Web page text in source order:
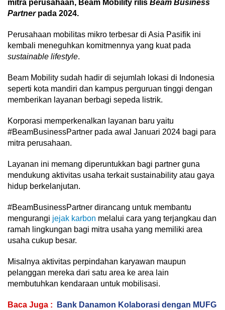
mitra perusahaan, Beam Mobility rilis Beam Business
Partnerpada 2024.
Perusahaan mobilitas mikro terbesar di Asia Pasifik ini
kembali meneguhkan komitmennya yang kuat pada
sustainable lifestyle.
Beam Mobility sudah hadir di sejumlah lokasi di Indonesia
seperti kota mandiri dan kampus perguruan tinggi dengan
memberikan layanan berbagi sepeda listrik.
Korporasi memperkenalkan layanan baru yaitu
#BeamBusinessPartner pada awal Januari 2024 bagi para
mitra perusahaan.
Layanan ini memang diperuntukkan bagi partner guna
mendukung aktivitas usaha terkait sustainability atau gaya
hidup berkelanjutan.
#BeamBusinessPartner dirancang untuk membantu
mengurangi jejak karbon melalui cara yang terjangkau dan
ramah lingkungan bagi mitra usaha yang memiliki area
usaha cukup besar.
Misalnya aktivitas perpindahan karyawan maupun
pelanggan mereka dari satu area ke area lain
membutuhkan kendaraan untuk mobilisasi.
Baca Juga :
Bank Danamon Kolaborasi dengan MUFG